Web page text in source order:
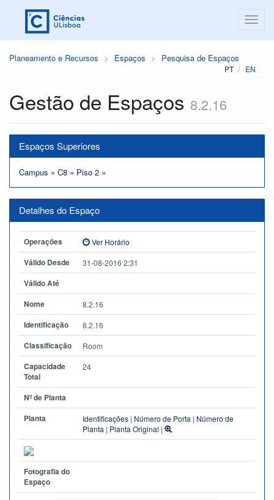
Planeamento e Recursos Espaços Pesquisa de Espaços
PT EN
Gestão de Espaços 8.2.16
Espaços Superiores
Campus » C8 » Piso 2 »
Detalhes do Espaço
Operações Ver Horário
Válido Desde 31-08-2016 2:31
Válido Até
Nome
8.2.16
Identificação 8.2.16
Classificação Room
Capacidade
Total
24
Nº de Planta
Planta
Identificações | Número de Porta | Número de
Planta | Planta Original |
Fotografia do
Espaço